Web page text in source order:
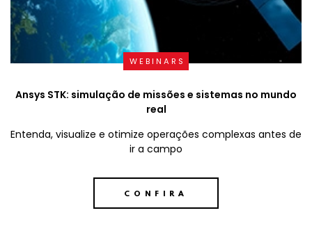
WEBINARS
Ansys STK: simulação de missões e sistemas no mundo
real
Entenda, visualize e otimize operações complexas antes de
ir a campo
CONFIRA